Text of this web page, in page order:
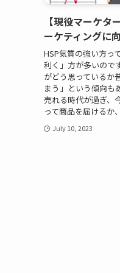
【現役マーケタ
ーケティングに
HSP気質の強い方っ
利く」方が多いので
がどう思っているか
まう」という傾向も
売れる時代が過ぎ、
って商品を届けるか
July 10, 2023